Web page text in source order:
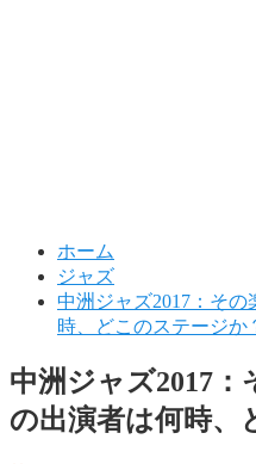
ホーム
ジャズ
中洲ジャズ2017：そ
時、どこのステージか
中洲ジャズ2017：
の出演者は何時、